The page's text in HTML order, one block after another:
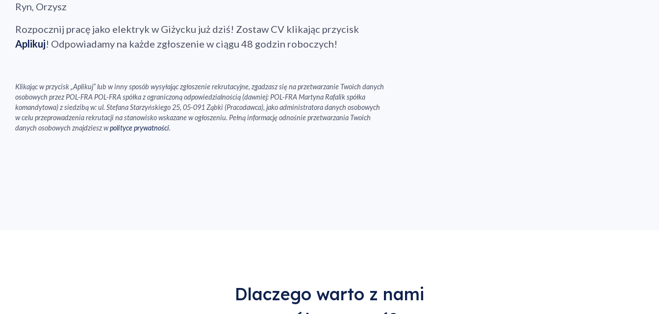
Ryn, Orzysz
Rozpocznij pracę jako elektryk w Giżycku już dziś! Zostaw CV klikając przycisk
Aplikuj! Odpowiadamy na każde zgłoszenie w ciągu 48 godzin roboczych!
Klikając w przycisk „Aplikuj” lub w inny sposób wysyłając zgłoszenie rekrutacyjne, zgadzasz się na przetwarzanie Twoich danych
osobowych przez POL-FRA POL-FRA spółka z ograniczoną odpowiedzialnością (dawniej: POL-FRA Martyna Rafalik spółka
komandytowa) z siedzibą w: ul. Stefana Starzyńskiego 25, 05-091 Ząbki (Pracodawca), jako administratora danych osobowych
w celu przeprowadzenia rekrutacji na stanowisko wskazane w ogłoszeniu. Pełną informację odnośnie przetwarzania Twoich
danych osobowych znajdziesz wpolityce prywatności.
Dlaczego warto z nami